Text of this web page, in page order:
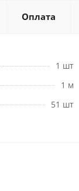
Оплата
1 шт
1 м
51 шт